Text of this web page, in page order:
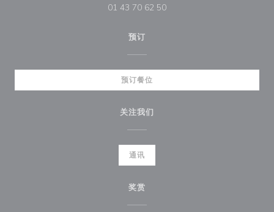
01 43 70 62 50
预订
预订餐位
关注我们
通讯
奖赏